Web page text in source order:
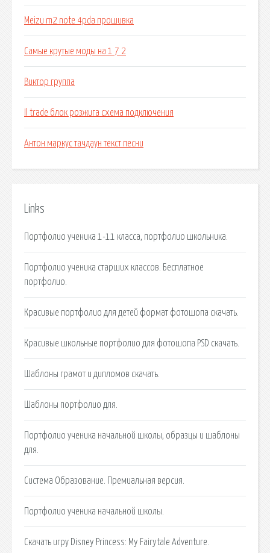
Meizu m2 note 4pda прошивка
Самые крутые моды на 1 7 2
Виктор группа
Il trade блок розжига схема подключения
Антон маркус тачдаун текст песни
Links
Портфолио ученика 1-11 класса, портфолио школьника.
Портфолио ученика старших классов. Бесплатное
портфолио.
Красивые портфолио для детей формат фотошопа скачать.
Красивые школьные портфолио для фотошопа PSD скачать.
Шаблоны грамот и дипломов скачать.
Шаблоны портфолио для.
Портфолио ученика начальной школы, образцы и шаблоны
для.
Система Образование. Премиальная версия.
Портфолио ученика начальной школы.
Скачать игру Disney Princess: My Fairytale Adventure.